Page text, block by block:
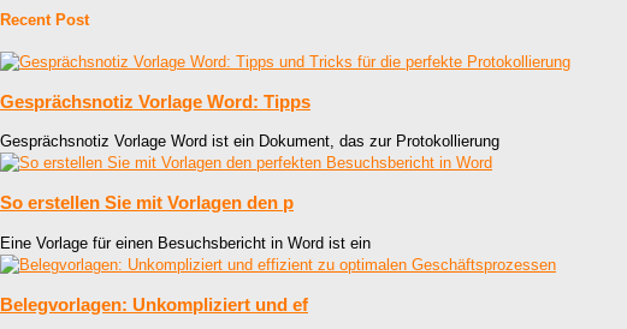
Recent Post
Gesprächsnotiz Vorlage Word: Tipps
Gesprächsnotiz Vorlage Word ist ein Dokument, das zur Protokollierung
So erstellen Sie mit Vorlagen den p
Eine Vorlage für einen Besuchsbericht in Word ist ein
Belegvorlagen: Unkompliziert und ef